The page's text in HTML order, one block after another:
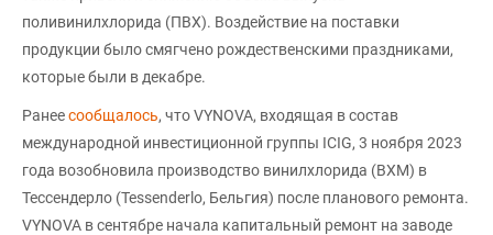
поливинилхлорида (ПВХ). Воздействие на поставки
продукции было смягчено рождественскими праздниками,
которые были в декабре.
Ранеесообщалось, что VYNOVA, входящая в состав
международной инвестиционной группы ICIG, 3 ноября 2023
года возобновила производство винилхлорида (ВХМ) в
Тессендерло (Tessenderlo, Бельгия) после планового ремонта.
VYNOVA в сентябре начала капитальный ремонт на заводе